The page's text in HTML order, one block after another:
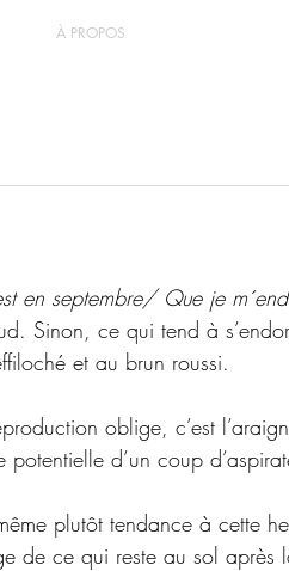
À PROPOS
en septembre/ Que je
Sinon, ce qui tend à
et au brun roussi.
oblige, c’est
d’un coup
plutôt tendance à cette
de ce qui reste au sol après